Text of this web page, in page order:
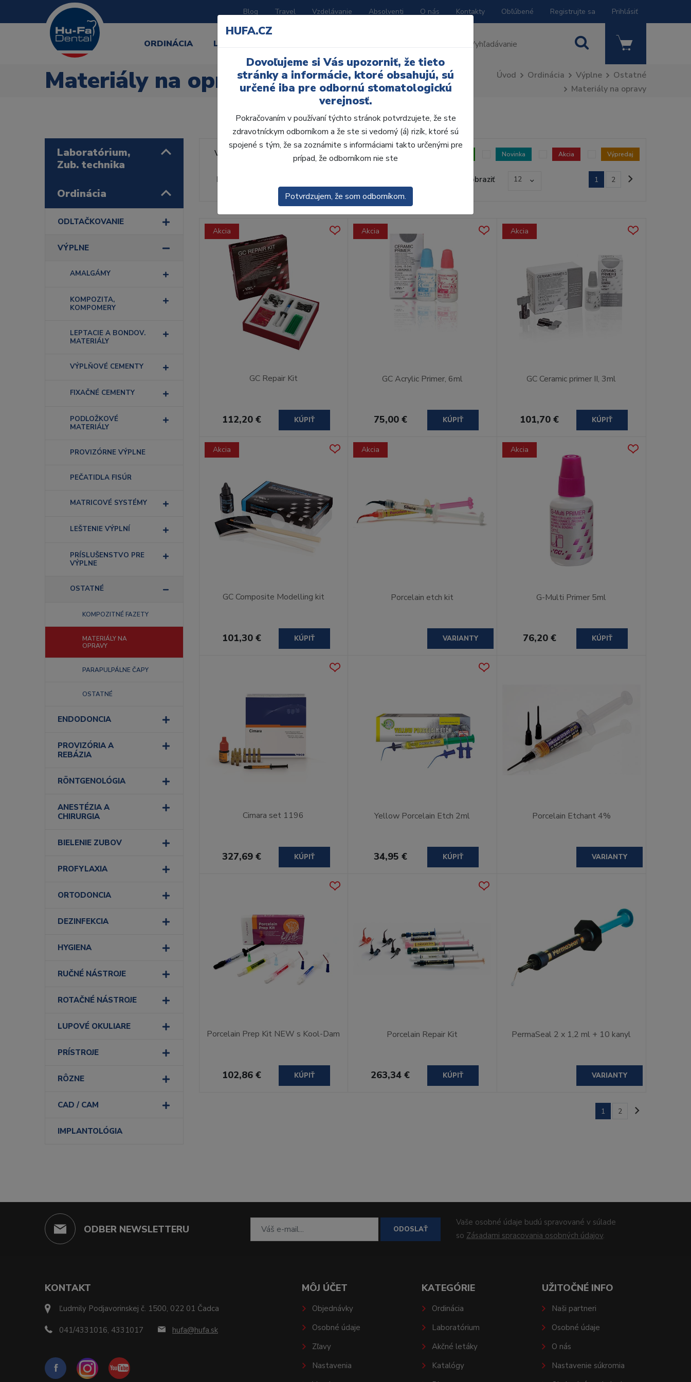
Blog Travel Vzdelávanie Absolventi O nás Kontakty Obľúbené Registrujte sa Prihlásiť
ORDINÁCIA LABORATÓRIUM
Materiály na opravy Úvod Ordinácia Výplne
Ostatné
Materiály na opravy
Laboratórium,
Zub. technika
Ordinácia
ODLTAČKOVANIE
VÝPLNE
AMALGÁMY
KOMPOZITA,
KOMPOMERY
LEPTACIE A BONDOV.
MATERIÁLY
VÝPLŇOVÉ CEMENTY
FIXAČNÉ CEMENTY
PODLOŽKOVÉ
MATERIÁLY
PROVIZÓRNE VÝPLNE
PEČATIDLA FISÚR
MATRICOVÉ SYSTÉMY
LEŠTENIE VÝPLNÍ
PRÍSLUŠENSTVO PRE
VÝPLNE
OSTATNÉ
KOMPOZITNÉ FAZETY
MATERIÁLY NA
OPRAVY
PARAPULPÁLNE ČAPY
OSTATNÉ
ENDODONCIA
PROVIZÓRIA A
REBÁZIA
RÖNTGENOLÓGIA
ANESTÉZIA A
CHIRURGIA
BIELENIE ZUBOV
PROFYLAXIA
ORTODONCIA
DEZINFEKCIA
HYGIENA
RUČNÉ NÁSTROJE
ROTAČNÉ NÁSTROJE
LUPOVÉ OKULIARE
PRÍSTROJE
RÔZNE
CAD / CAM
IMPLANTOLÓGIA
Výrobca: Novinka Akcia Výpredaj
Radenie Zobraziť 12 1 2
Akcia
GC Repair Kit
112,20 € KÚPIŤ
Akcia
GC Acrylic Primer, 6ml
75,00 € KÚPIŤ
Akcia
GC Ceramic primer II, 3ml
101,70 € KÚPIŤ
Akcia
GC Composite Modelling kit
101,30 € KÚPIŤ
Akcia
Porcelain etch kit
VARIANTY
Akcia
G-Multi Primer 5ml
76,20 € KÚPIŤ
Cimara set 1196
327,69 € KÚPIŤ
Yellow Porcelain Etch 2ml
34,95 € KÚPIŤ
Porcelain Etchant 4%
VARIANTY
Porcelain Prep Kit NEW s Kool-Dam
102,86 € KÚPIŤ
Porcelain Repair Kit
263,34 € KÚPIŤ
PermaSeal 2 x 1,2 ml + 10 kanyl
VARIANTY
1 2
ODBER NEWSLETTERU ODOSLAŤ
Vaše osobné údaje budú spravované v súlade
so Zásadami spracovania osobných údajov.
KONTAKT
Ľudmily Podjavorinskej č. 1500, 022 01 Čadca
041/4331016, 4331017 hufa@hufa.sk
MÔJ ÚČET
Objednávky
Osobné údaje
Zľavy
Nastavenia
KATEGÓRIE
Ordinácia
Laboratórium
Akčné letáky
Katalógy
UŽITOČNÉ INFO
Naši partneri
Osobné údaje
O nás
Nastavenie súkromia
HUFA.CZ
Dovoľujeme si Vás upozorniť, že tieto
stránky a informácie, ktoré obsahujú, sú
určené iba pre odbornú stomatologickú
verejnosť.
Pokračovaním v používaní týchto stránok potvrdzujete, že ste
zdravotníckym odborníkom a že ste si vedomý (á) rizík, ktoré sú
spojené s tým, že sa zoznámite s informáciami takto určenými pre
prípad, že odborníkom nie ste
Potvrdzujem, že som odborníkom.